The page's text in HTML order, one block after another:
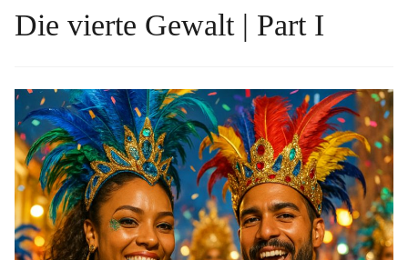
Die vierte Gewalt | Part I